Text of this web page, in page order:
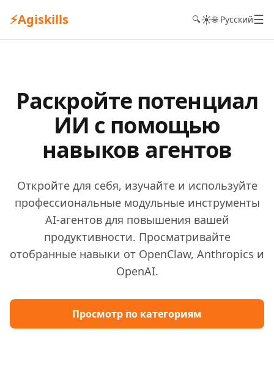
⚡Agiskills 🔍☀️🌐 Русский☰
Раскройте потенциал
ИИ с помощью
навыков агентов
Откройте для себя, изучайте и используйте
профессиональные модульные инструменты
AI-агентов для повышения вашей
продуктивности. Просматривайте
отобранные навыки от OpenClaw, Anthropics и
OpenAI.
Просмотр по категориям